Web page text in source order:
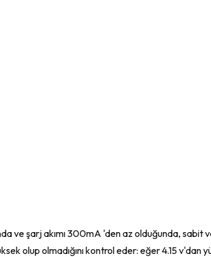
ve şarj akımı 300mA 'den az olduğunda,
olup olmadığını kontrol eder: eğer 4.15 v'dan